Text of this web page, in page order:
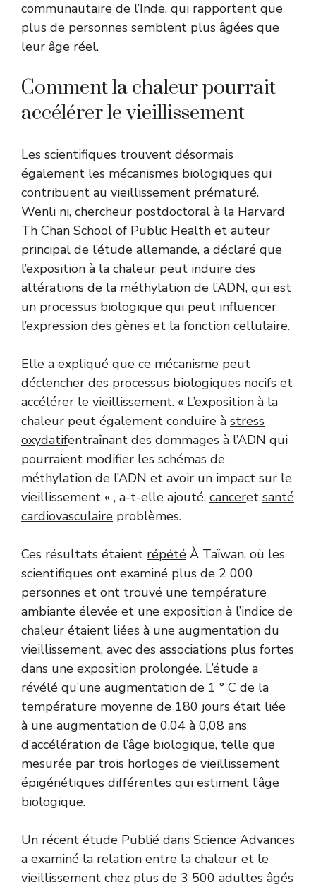
communautaire de l’Inde, qui rapportent que
plus de personnes semblent plus âgées que
leur âge réel.
Comment la chaleur pourrait
accélérer le vieillissement
Les scientifiques trouvent désormais
également les mécanismes biologiques qui
contribuent au vieillissement prématuré.
Wenli ni, chercheur postdoctoral à la Harvard
Th Chan School of Public Health et auteur
principal de l’étude allemande, a déclaré que
l’exposition à la chaleur peut induire des
altérations de la méthylation de l’ADN, qui est
un processus biologique qui peut influencer
l’expression des gènes et la fonction cellulaire.
Elle a expliqué que ce mécanisme peut
déclencher des processus biologiques nocifs et
accélérer le vieillissement. « L’exposition à la
chaleur peut également conduire à stress
oxydatifentraînant des dommages à l’ADN qui
pourraient modifier les schémas de
méthylation de l’ADN et avoir un impact sur le
vieillissement « , a-t-elle ajouté. canceret santé
cardiovasculaire problèmes.
Ces résultats étaient répété À Taïwan, où les
scientifiques ont examiné plus de 2 000
personnes et ont trouvé une température
ambiante élevée et une exposition à l’indice de
chaleur étaient liées à une augmentation du
vieillissement, avec des associations plus fortes
dans une exposition prolongée. L’étude a
révélé qu’une augmentation de 1 ° C de la
température moyenne de 180 jours était liée
à une augmentation de 0,04 à 0,08 ans
d’accélération de l’âge biologique, telle que
mesurée par trois horloges de vieillissement
épigénétiques différentes qui estiment l’âge
biologique.
Un récent étude Publié dans Science Advances
a examiné la relation entre la chaleur et le
vieillissement chez plus de 3 500 adultes âgés